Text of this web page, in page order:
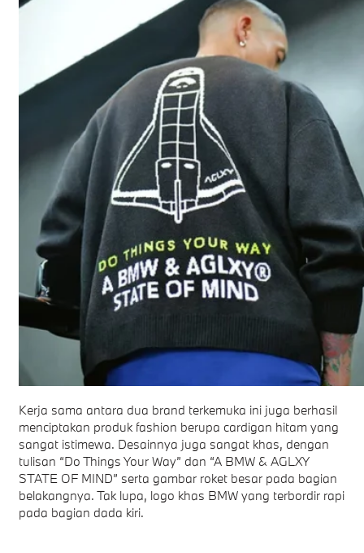
Kerja sama antara dua brand terkemuka ini juga berhasil
menciptakan produk fashion berupa cardigan hitam yang
sangat istimewa. Desainnya juga sangat khas, dengan
tulisan “Do Things Your Way” dan “A BMW & AGLXY
STATE OF MIND” serta gambar roket besar pada bagian
belakangnya. Tak lupa, logo khas BMW yang terbordir rapi
pada bagian dada kiri.